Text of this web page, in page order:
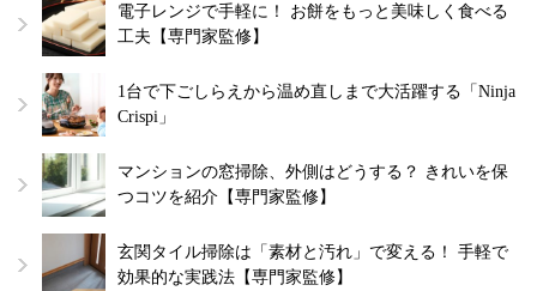
電子レンジで手軽に！ お餅をもっと美味しく食べる
工夫【専門家監修】
1台で下ごしらえから温め直しまで大活躍する「Ninja
Crispi」
マンションの窓掃除、外側はどうする？ きれいを保
つコツを紹介【専門家監修】
玄関タイル掃除は「素材と汚れ」で変える！ 手軽で
効果的な実践法【専門家監修】